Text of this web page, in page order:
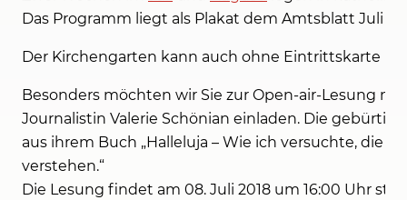
Das Programm liegt als Plakat dem Amtsblatt Juli
Der Kirchengarten kann auch ohne Eintrittskarte
Besonders möchten wir Sie zur Open-air-Lesung
Journalistin Valerie Schönian einladen. Die
aus ihrem Buch „Halleluja – Wie ich versuchte, die
verstehen.“
Die Lesung findet am 08. Juli 2018 um 16:00 Uhr